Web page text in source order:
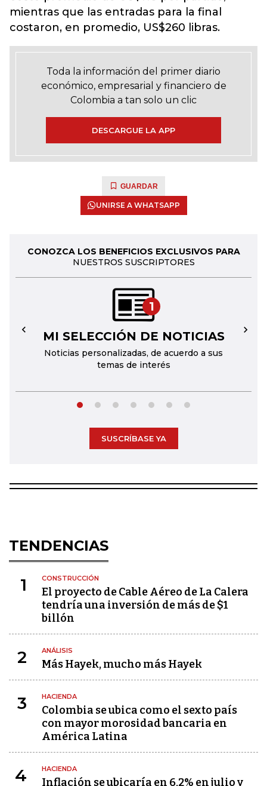
mientras que las entradas para la final
costaron, en promedio, US$260 libras.
Toda la información del primer diario
económico, empresarial y financiero de
Colombia a tan solo un clic
DESCARGUE LA APP
GUARDAR
UNIRSE A WHATSAPP
CONOZCA LOS BENEFICIOS EXCLUSIVOS PARA
NUESTROS SUSCRIPTORES
1
MI SELECCIÓN DE NOTICIAS
Noticias personalizadas, de acuerdo a sus
temas de interés
← →
SUSCRÍBASE YA
TENDENCIAS
1 CONSTRUCCIÓN
El proyecto de Cable Aéreo de La Calera
tendría una inversión de más de $1
billón
2 ANÁLISIS
Más Hayek, mucho más Hayek
3 HACIENDA
Colombia se ubica como el sexto país
con mayor morosidad bancaria en
América Latina
4 HACIENDA
Inflación se ubicaría en 6,2% en julio y